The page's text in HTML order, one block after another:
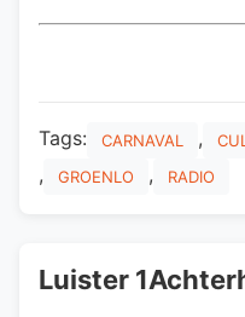
Tags: CARNAVAL ,
, GROENLO , RADIO
Luister